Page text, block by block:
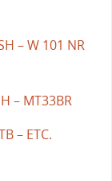
– W 101 NR
– MT33BR
– ETC.